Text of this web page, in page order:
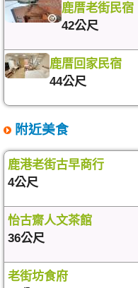
鹿厝老街民宿
42公尺
鹿厝回家民宿
44公尺
附近美食
鹿港老街古早商行
4公尺
怡古齋人文茶館
36公尺
老街坊食府